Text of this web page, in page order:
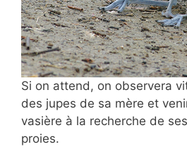
Si on attend, on observera
des jupes de sa mère et
vasière à la recherche de
proies.